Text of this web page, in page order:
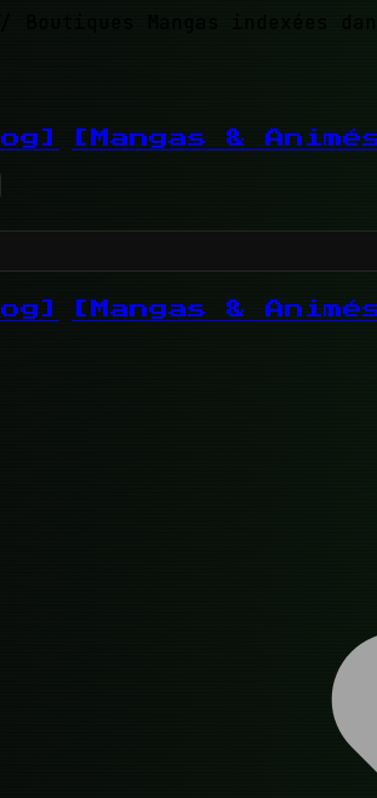
// Boutiques Mangas indexées
[Mangas &
[Mangas &